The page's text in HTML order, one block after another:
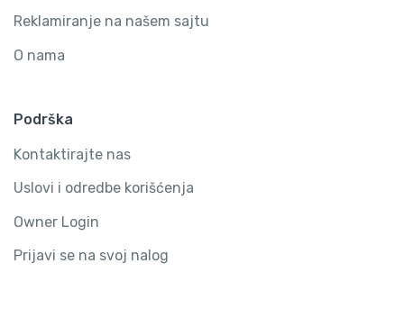
Reklamiranje na našem sajtu
O nama
Podrška
Kontaktirajte nas
Uslovi i odredbe korišćenja
Owner Login
Prijavi se na svoj nalog